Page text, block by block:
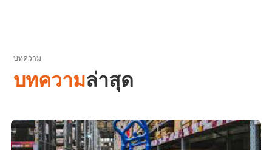
บทความ
บทความล่าสุด